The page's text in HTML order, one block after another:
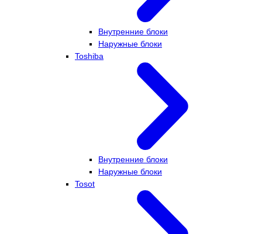
Внутренние блоки
Наружные блоки
Toshiba
Внутренние блоки
Наружные блоки
Tosot